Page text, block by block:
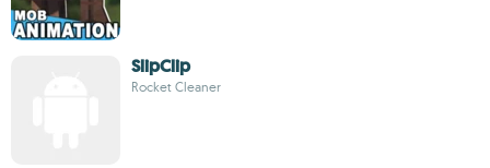
SlipClip
Rocket Cleaner